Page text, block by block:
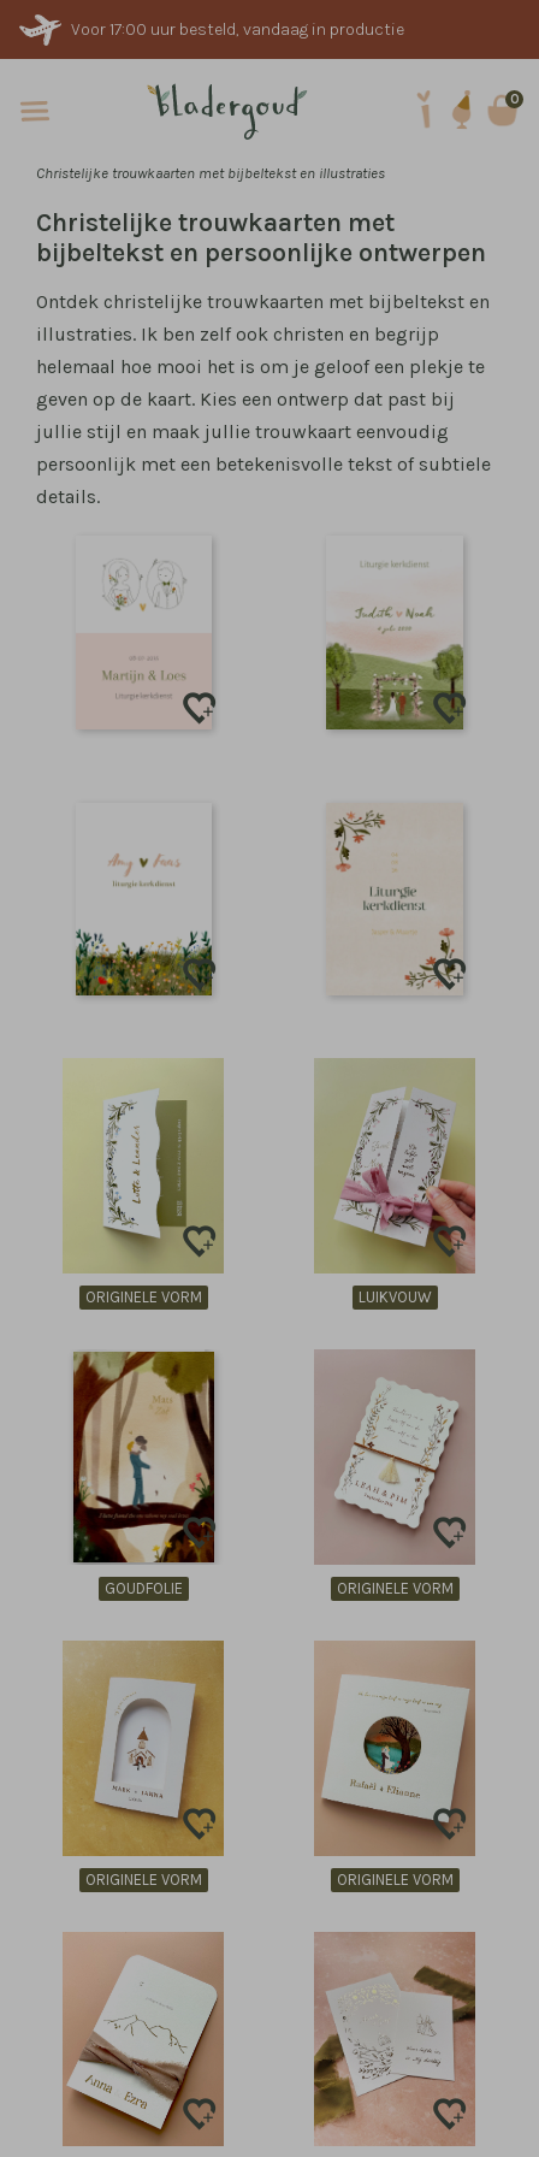
Voor 17:00 uur besteld, vandaag in productie
0
Christelijke trouwkaarten met bijbeltekst en illustraties
Christelijke trouwkaarten met
bijbeltekst en persoonlijke ontwerpen
Ontdek christelijke trouwkaarten met bijbeltekst en
illustraties. Ik ben zelf ook christen en begrijp
helemaal hoe mooi het is om je geloof een plekje te
geven op de kaart. Kies een ontwerp dat past bij
jullie stijl en maak jullie trouwkaart eenvoudig
persoonlijk met een betekenisvolle tekst of subtiele
details.
ORIGINELE VORM LUIKVOUW
GOUDFOLIE ORIGINELE VORM
ORIGINELE VORM ORIGINELE VORM